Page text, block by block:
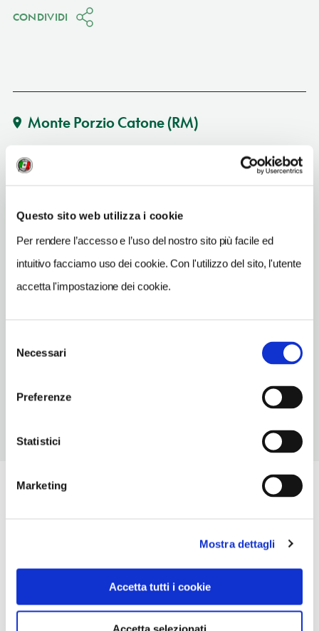
Questo sito web utilizza i cookie
Per rendere l’accesso e l’uso del nostro sito più facile ed
intuitivo facciamo uso dei cookie. Con l'utilizzo del sito, l'utente
accetta l'impostazione dei cookie.
delNecessari
Preferenze
Statistici
Marketing
Mostra dettagli
Accetta tutti i cookie
Accetta selezionati
CONDIVIDI
Monte Porzio Catone(RM)
Monte Porzio Catone (RM)
Lazio
SITO WEB
www.comune.monteporziocatone.roma.it